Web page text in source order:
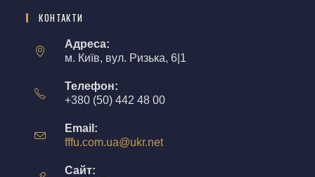
КОНТАКТИ
Адреса:
м. Київ, вул. Ризька, 6|1
Телефон:
+380 (50) 442 48 00
Email:
fffu.com.ua@ukr.net
Сайт: